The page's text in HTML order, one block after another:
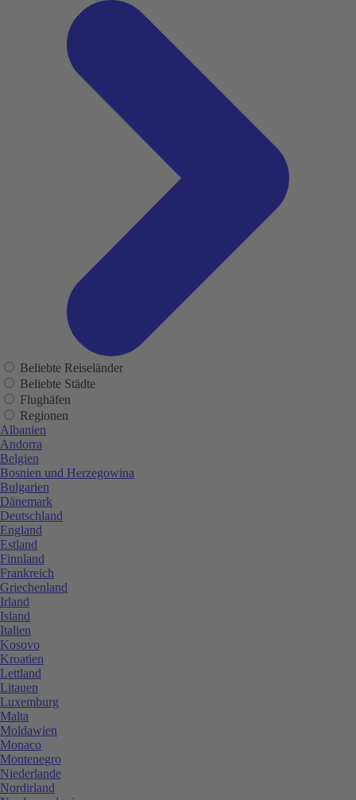
Beliebte Reiseländer
Beliebte Städte
Flughäfen
Regionen
Albanien
Andorra
Belgien
Bosnien und Herzegowina
Bulgarien
Dänemark
Deutschland
England
Estland
Finnland
Frankreich
Griechenland
Irland
Island
Italien
Kosovo
Kroatien
Lettland
Litauen
Luxemburg
Malta
Moldawien
Monaco
Montenegro
Niederlande
Nordirland